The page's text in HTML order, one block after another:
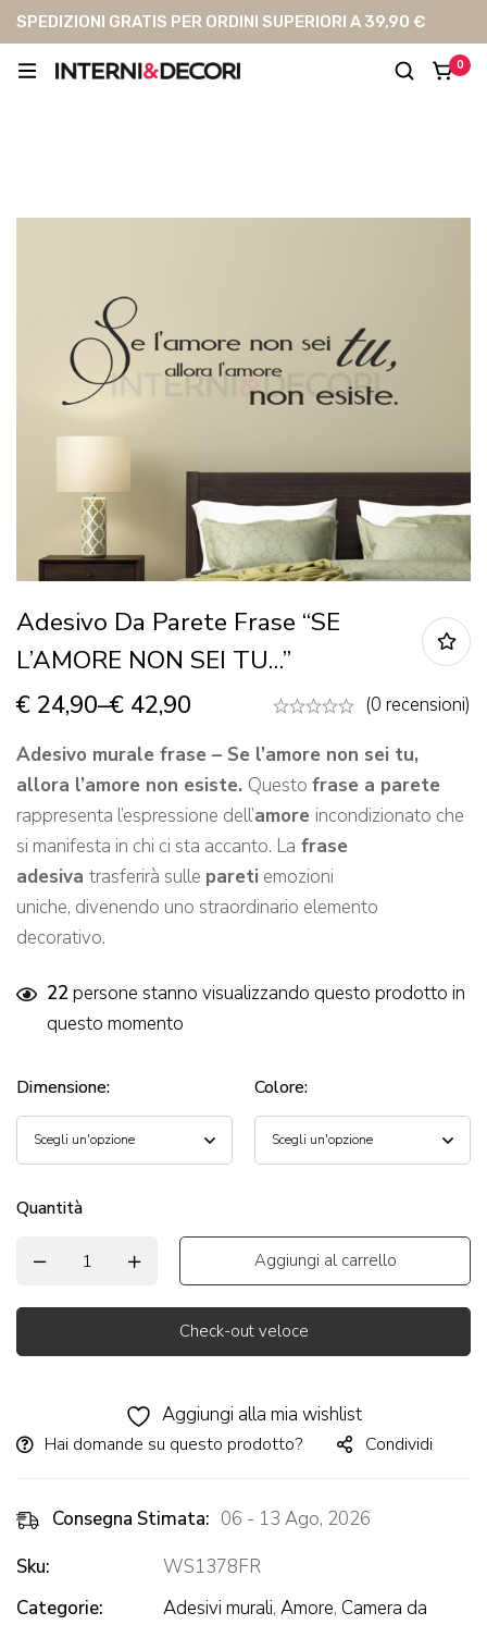
SPEDIZIONI GRATIS PER ORDINI SUPERIORI A 39,90 €
0
Adesivo Da Parete Frase “SE
L’AMORE NON SEI TU…”
€ 24,90–€ 42,90
(0 recensioni)
Adesivo murale frase – Se l’amore non sei tu,
allora l’amore non esiste. Questo frase a parete
rappresenta l’espressione dell’amore incondizionato che
si manifesta in chi ci sta accanto. La frase
adesiva trasferirà sulle pareti emozioni
uniche, divenendo uno straordinario elemento
decorativo.
22 persone stanno visualizzando questo prodotto in
questo momento
Dimensione: Colore:
Quantità
Aggiungi al carrello
Check-out veloce
Aggiungi alla mia wishlist
Hai domande su questo prodotto? Condividi
Consegna Stimata: 06 - 13 Ago, 2026
Sku:
WS1378FR
Categorie:
Adesivi murali, Amore, Camera da